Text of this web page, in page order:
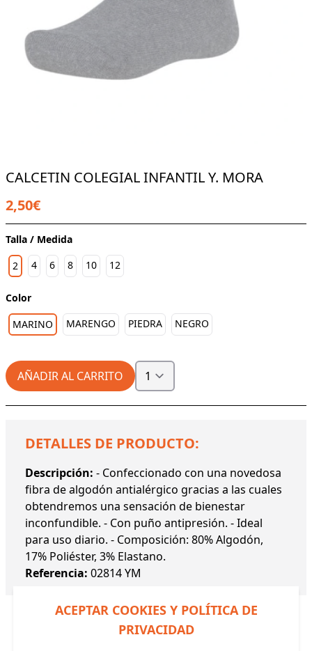
CALCETIN COLEGIAL INFANTIL Y. MORA
2,50€
Talla / Medida
2
4 6 8 10 12
Color
MARINO
MARENGO PIEDRA NEGRO
AÑADIR AL CARRITO
DETALLES DE PRODUCTO:
Descripción: - Confeccionado con una novedosa
fibra de algodón antialérgico gracias a las cuales
obtendremos una sensación de bienestar
inconfundible. - Con puño antipresión. - Ideal
para uso diario. - Composición: 80% Algodón,
17% Poliéster, 3% Elastano.
Referencia: 02814 YM
ACEPTAR COOKIES Y POLÍTICA DE
PRIVACIDAD